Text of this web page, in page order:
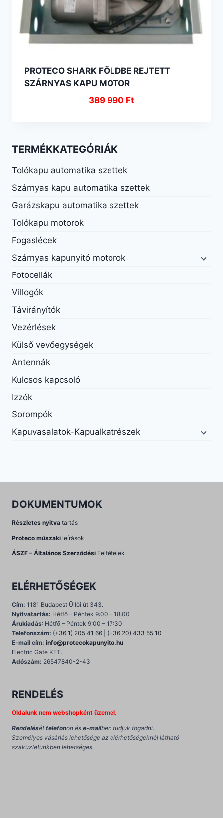
PROTECO SHARK FÖLDBE REJTETT
SZÁRNYAS KAPU MOTOR
389 990 Ft
TERMÉKKATEGÓRIÁK
Tolókapu automatika szettek
Szárnyas kapu automatika szettek
Garázskapu automatika szettek
Tolókapu motorok
Fogaslécek
Szárnyas kapunyitó motorok
Fotocellák
Villogók
Távirányítók
Vezérlések
Külső vevőegységek
Antennák
Kulcsos kapcsoló
Izzók
Sorompók
Kapuvasalatok-Kapualkatrészek
DOKUMENTUMOK
Részletes nyitva tartás
Proteco műszaki leírások
ÁSZF – Általános Szerződési Feltételek
ELÉRHETŐSÉGEK
Cím: 1181 Budapest Üllői út 343.
Nyitvatartás: Hétfő – Péntek 9:00 – 18:00
Árukiadás: Hétfő – Péntek 9:00 – 17:30
Telefonszám: (+36 1) 205 41 66
(+36 20) 433 55 10
E-mail cím: info@protecokapunyito.hu
Electric Gate KFT.
Adószám: 26547840-2-43
RENDELÉS
Oldalunk nem webshopként üzemel.
Rendelését telefonon és e-mailben tudjuk fogadni.
Személyes vásárlás lehetősége az elérhetőségeknél látható
szaküzletünkben lehetséges.